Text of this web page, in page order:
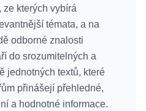
ze kterých vybírá
témata, a na
odborné znalosti
do srozumitelných a
jednotných textů, které
přinášejí přehledné,
a hodnotné informace.